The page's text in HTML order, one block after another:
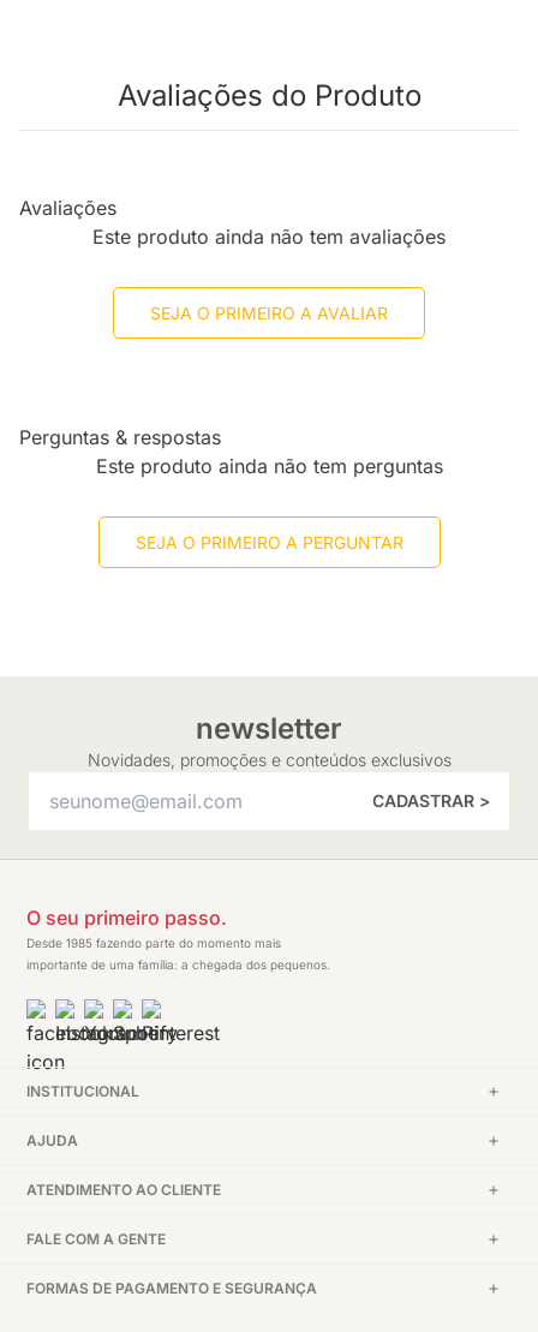
Avaliações do Produto
Avaliações
Este produto ainda não tem avaliações
SEJA O PRIMEIRO A AVALIAR
Perguntas & respostas
Este produto ainda não tem perguntas
SEJA O PRIMEIRO A PERGUNTAR
newsletter
Novidades, promoções e conteúdos exclusivos
CADASTRAR >
O seu primeiro passo.
Desde 1985 fazendo parte do momento mais
importante de uma família: a chegada dos pequenos.
INSTITUCIONAL
AJUDA
ATENDIMENTO AO CLIENTE
FALE COM A GENTE
FORMAS DE PAGAMENTO E SEGURANÇA